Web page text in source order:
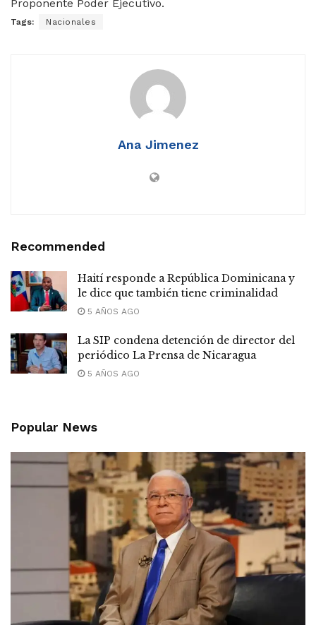
Proponente Poder Ejecutivo.
Tags: Nacionales
Ana Jimenez
Recommended
Haití responde a República Dominicana y
le dice que también tiene criminalidad
5 AÑOS AGO
La SIP condena detención de director del
periódico La Prensa de Nicaragua
5 AÑOS AGO
Popular News